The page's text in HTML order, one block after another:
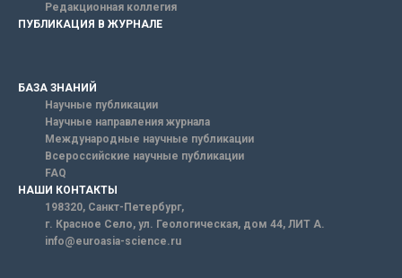
Редакционная коллегия
ПУБЛИКАЦИЯ В ЖУРНАЛЕ
БАЗА ЗНАНИЙ
Научные публикации
Научные направления журнала
Международные научные публикации
Всероссийские научные публикации
FAQ
НАШИ КОНТАКТЫ
198320, Санкт-Петербург,
г. Красное Село, ул. Геологическая, дом 44, ЛИТ А.
info@euroasia-science.ru